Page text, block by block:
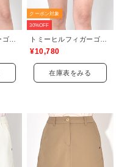
クーポン対象
30%OFF
¥10,780
在庫表をみる